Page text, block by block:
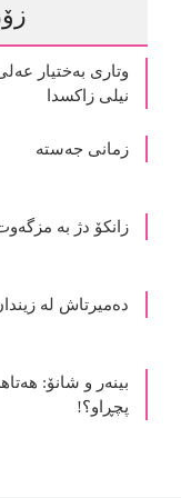
وتاری بەختیار
نیلی زاکسدا
زمانی جەستە
زانکۆ دژ بە
ده‌میرتاش له‌
بینەر و شانۆ:
پچڕاو؟!